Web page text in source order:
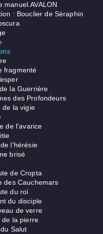
: Bouclier de Séraphin
fragmenté
la Guerrière
des Profondeurs
de la vigie
de l'avarice
l'hérésie
brisé
de Cropta
des Cauchemars
du roi
du disciple
de verre
de la pierre
Salut